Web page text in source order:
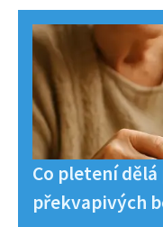
Co pletení dělá
překvapivých